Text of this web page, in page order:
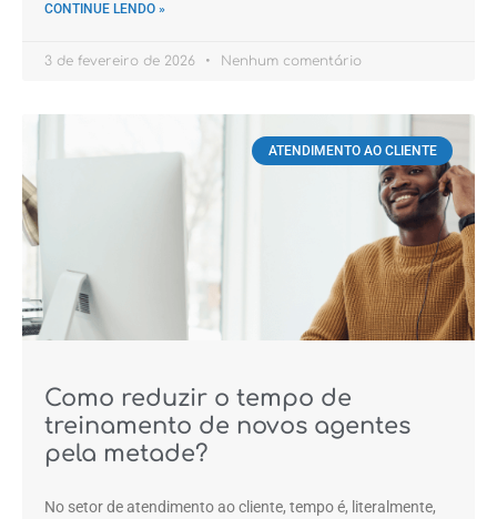
CONTINUE LENDO »
3 de fevereiro de 2026 Nenhum comentário
ATENDIMENTO AO CLIENTE
Como reduzir o tempo de
treinamento de novos agentes
pela metade?
No setor de atendimento ao cliente, tempo é, literalmente,